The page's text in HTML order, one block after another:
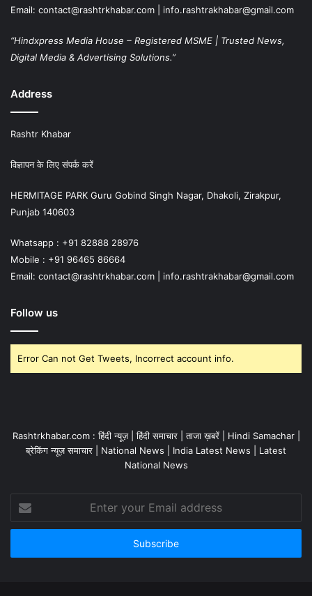
Email: contact@rashtrkhabar.com | info.rashtrakhabar@gmail.com
“Hindxpress Media House – Registered MSME | Trusted News,
Digital Media & Advertising Solutions.”
Address
Rashtr Khabar
विज्ञापन के लिए संपर्क करें
HERMITAGE PARK Guru Gobind Singh Nagar, Dhakoli, Zirakpur,
Punjab 140603
Whatsapp : +91 82888 28976
Mobile : +91 96465 86664
Email: contact@rashtrkhabar.com | info.rashtrakhabar@gmail.com
Follow us
Error Can not Get Tweets, Incorrect account info.
Rashtrkhabar.com : हिंदी न्यूज़ | हिंदी समाचार | ताजा ख़बरें | Hindi Samachar |
ब्रेकिंग न्यूज़ समाचार | National News | India Latest News | Latest
National News
Enter
your
Email